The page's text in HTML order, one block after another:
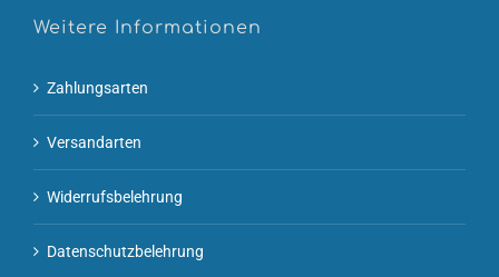
Weitere Informationen
Zahlungsarten
Versandarten
Widerrufsbelehrung
Datenschutzbelehrung